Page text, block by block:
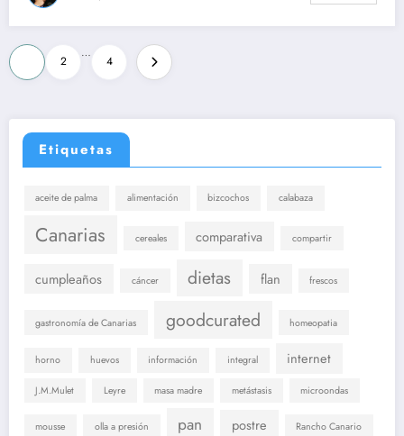
Paginación
de
entradas
2
…
4
Etiquetas
aceite de palma alimentación bizcochos calabaza
Canarias cereales comparativa compartir
cumpleaños cáncer dietas flan frescos
gastronomía de Canarias goodcurated homeopatia
horno huevos información integral internet
J.M.Mulet Leyre masa madre metástasis microondas
mousse olla a presión pan postre Rancho Canario